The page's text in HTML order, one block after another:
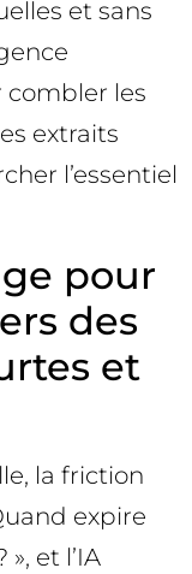
et sans
combler les
extraits
l’essentiel
pour
des
et
la friction
expire
et l’IA